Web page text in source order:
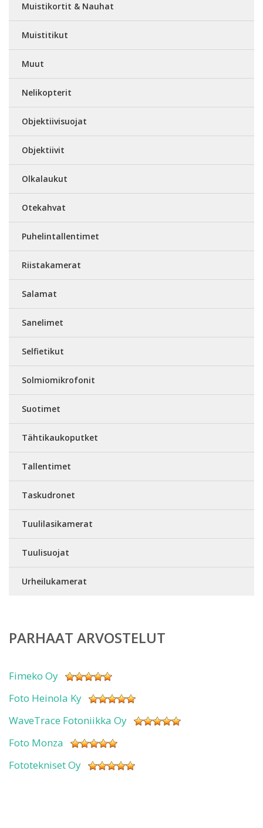
Muistikortit & Nauhat
Muistitikut
Muut
Nelikopterit
Objektiivisuojat
Objektiivit
Olkalaukut
Otekahvat
Puhelintallentimet
Riistakamerat
Salamat
Sanelimet
Selfietikut
Solmiomikrofonit
Suotimet
Tähtikaukoputket
Tallentimet
Taskudronet
Tuulilasikamerat
Tuulisuojat
Urheilukamerat
PARHAAT ARVOSTELUT
Fimeko Oy
Foto Heinola Ky
WaveTrace Fotoniikka Oy
Foto Monza
Fototekniset Oy